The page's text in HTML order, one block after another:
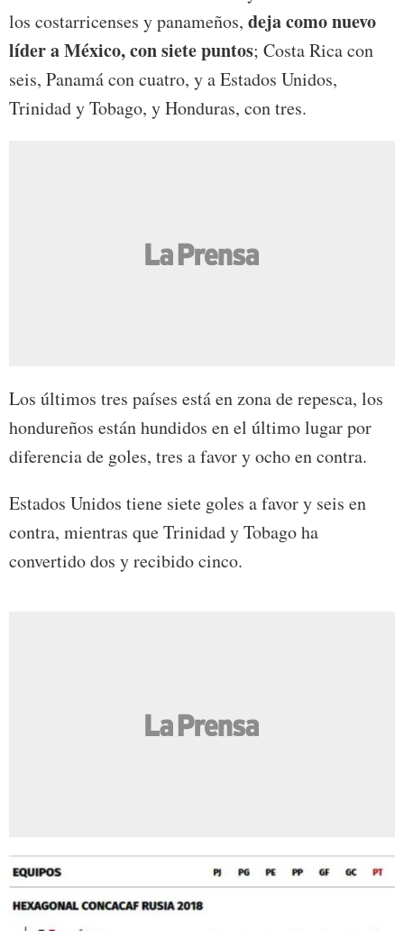
los costarricenses y panameños, deja como nuevo
líder a México, con siete puntos; Costa Rica con
seis, Panamá con cuatro, y a Estados Unidos,
Trinidad y Tobago, y Honduras, con tres.
Los últimos tres países está en zona de repesca, los
hondureños están hundidos en el último lugar por
diferencia de goles, tres a favor y ocho en contra.
Estados Unidos tiene siete goles a favor y seis en
contra, mientras que Trinidad y Tobago ha
convertido dos y recibido cinco.